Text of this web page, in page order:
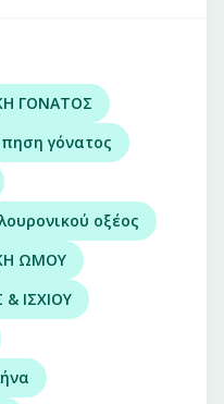
ΓΟΝΑΤΟΣ
γόνατος
οξέος
ΩΜΟΥ
ΙΣΧΙΟΥ